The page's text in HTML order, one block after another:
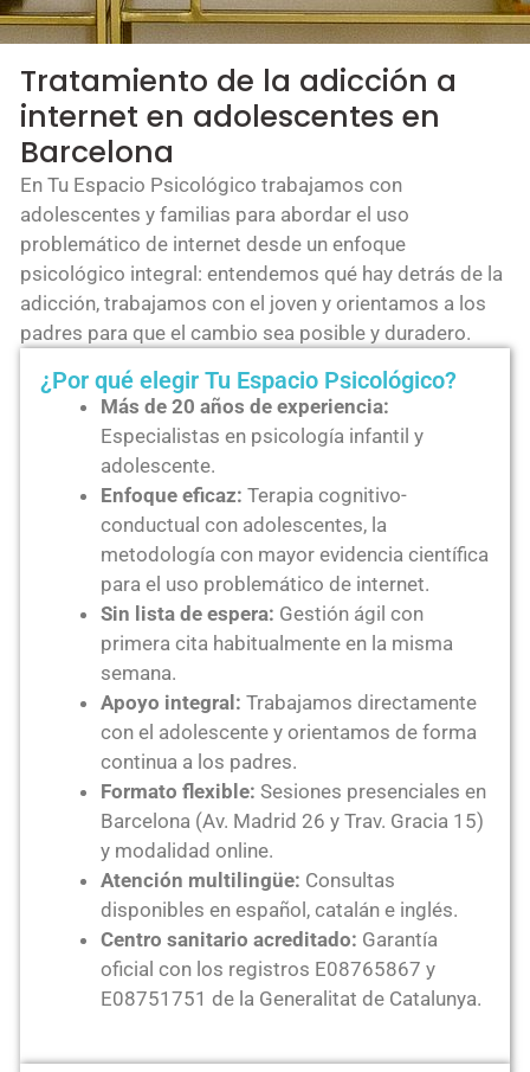
Tratamiento de la adicción a
internet en adolescentes en
Barcelona
En Tu Espacio Psicológico trabajamos con
adolescentes y familias para abordar el uso
problemático de internet desde un enfoque
psicológico integral: entendemos qué hay detrás de la
adicción, trabajamos con el joven y orientamos a los
padres para que el cambio sea posible y duradero.
¿Por qué elegir Tu Espacio Psicológico?
Más de 20 años de experiencia:
Especialistas en psicología infantil y
adolescente.
Enfoque eficaz: Terapia cognitivo-
conductual con adolescentes, la
metodología con mayor evidencia científica
para el uso problemático de internet.
Sin lista de espera: Gestión ágil con
primera cita habitualmente en la misma
semana.
Apoyo integral: Trabajamos directamente
con el adolescente y orientamos de forma
continua a los padres.
Formato flexible: Sesiones presenciales en
Barcelona (Av. Madrid 26 y Trav. Gracia 15)
y modalidad online.
Atención multilingüe: Consultas
disponibles en español, catalán e inglés.
Centro sanitario acreditado: Garantía
oficial con los registros E08765867 y
E08751751 de la Generalitat de Catalunya.